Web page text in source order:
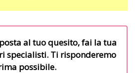
al tuo quesito, fai la tua
specialisti. Ti risponderemo
possibile.